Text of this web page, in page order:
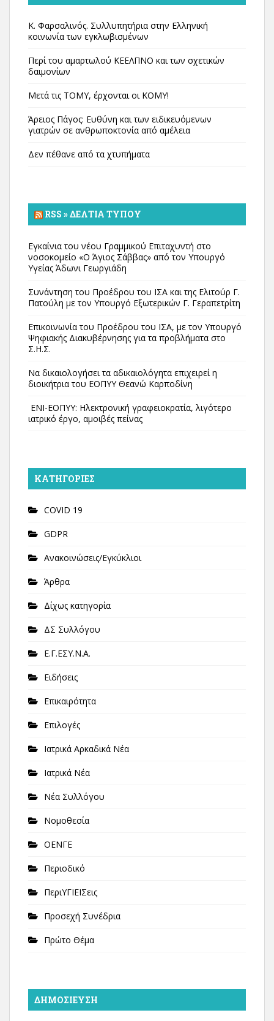
Κ. Φαρσαλινός. Συλλυπητήρια στην Ελληνική
κοινωνία των εγκλωβισμένων
Περί του αμαρτωλού ΚΕΕΛΠΝΟ και των σχετικών
δαιμονίων
Μετά τις ΤΟΜΥ, έρχονται οι ΚΟΜΥ!
Άρειος Πάγος: Ευθύνη και των ειδικευόμενων
γιατρών σε ανθρωποκτονία από αμέλεια
Δεν πέθανε από τα χτυπήματα
RSS » ΔΕΛΤΊΑ ΤΎΠΟΥ
Εγκαίνια του νέου Γραμμικού Επιταχυντή στο
νοσοκομείο «Ο Άγιος Σάββας» από τον Υπουργό
Υγείας Άδωνι Γεωργιάδη
Συνάντηση του Προέδρου του ΙΣΑ και της Ελιτούρ Γ.
Πατούλη με τον Υπουργό Εξωτερικών Γ. Γεραπετρίτη
Επικοινωνία του Προέδρου του ΙΣΑ, με τον Υπουργό
Ψηφιακής Διακυβέρνησης για τα προβλήματα στο
Σ.Η.Σ.
Να δικαιολογήσει τα αδικαιολόγητα επιχειρεί η
διοικήτρια του ΕΟΠΥΥ Θεανώ Καρποδίνη
ΕΝΙ-ΕΟΠΥΥ: Ηλεκτρονική γραφειοκρατία, λιγότερο
ιατρικό έργο, αμοιβές πείνας
KΑΤΗΓΟΡΊΕΣ
COVID 19
GDPR
Ανακοινώσεις/Εγκύκλιοι
Άρθρα
Δίχως κατηγορία
ΔΣ Συλλόγου
Ε.Γ.ΕΣΥ.Ν.Α.
Ειδήσεις
Επικαιρότητα
Επιλογές
Ιατρικά Αρκαδικά Νέα
Ιατρικά Νέα
Νέα Συλλόγου
Νομοθεσία
ΟΕΝΓΕ
Περιοδικό
ΠεριΥΓΙΕΙΣεις
Προσεχή Συνέδρια
Πρώτο Θέμα
ΔΗΜΟΣΊΕΥΣΗ